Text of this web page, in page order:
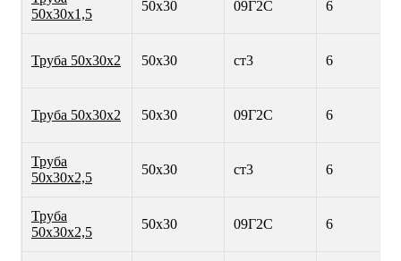
50х30х1,5
50х30 09Г2С 6
Труба 50х30х2 50х30 ст3 6
Труба 50х30х2 50х30 09Г2С 6
Труба
50х30х2,5
50х30 ст3 6
Труба
50х30х2,5
50х30 09Г2С 6